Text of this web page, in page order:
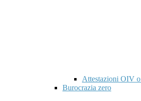
Attestazioni OIV o
Burocrazia zero